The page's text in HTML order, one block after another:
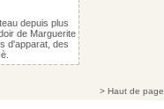
depuis plus
de Marguerite
d'apparat, des
> Haut de page